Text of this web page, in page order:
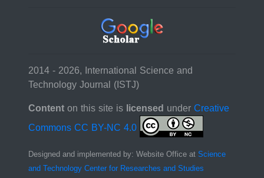
2014 - 2026, International Science and
Technology Journal (ISTJ)
Contenton this site islicensed underCreative
Commons CC BY-NC 4.0
Designed and implemented by: Website Office atScience
and Technology Center for Researches and Studies